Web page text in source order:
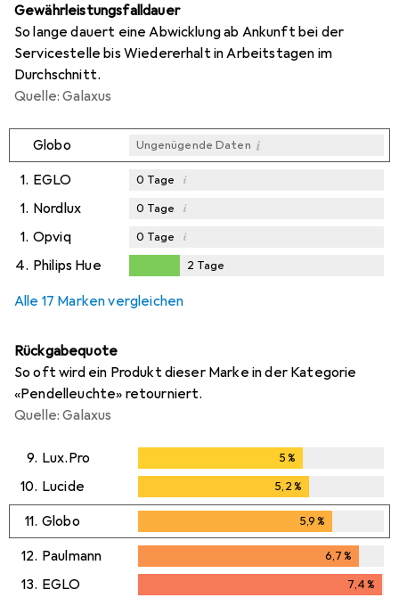
Gewährleistungsfalldauer
So lange dauert eine Abwicklung ab Ankunft bei der
Servicestelle bis Wiedererhalt in Arbeitstagen im
Durchschnitt.
Quelle: Galaxus
Globo Ungenügende Daten i
1. EGLO 0 Tage i
1. Nordlux 0 Tage i
1. Opviq 0 Tage i
4. Philips Hue 2 Tage
Alle 17 Marken vergleichen
Rückgabequote
So oft wird ein Produkt dieser Marke in der Kategorie
«Pendelleuchte» retourniert.
Quelle: Galaxus
9. Lux.Pro 5%
10. Lucide 5,2%
11. Globo 5,9%
12. Paulmann 6,7%
6,7%
13. EGLO 7,4%